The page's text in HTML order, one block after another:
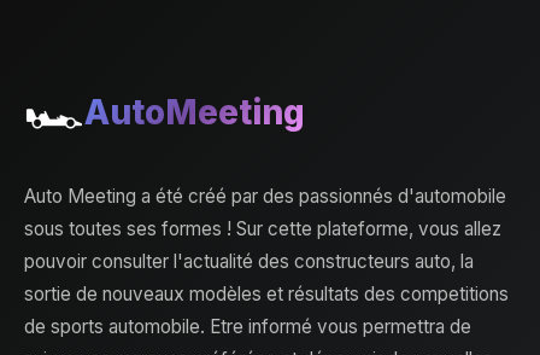
🏎️AutoMeeting
Auto Meeting a été créé par des passionnés d'automobile
sous toutes ses formes ! Sur cette plateforme, vous allez
pouvoir consulter l'actualité des constructeurs auto, la
sortie de nouveaux modèles et résultats des competitions
de sports automobile. Etre informé vous permettra de